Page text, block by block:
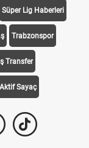
Süper Lig Haberleri
Trabzonspor
Transfer
Aktif Sayaç